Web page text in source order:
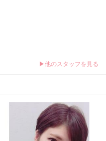
▶他のスタッフを見る